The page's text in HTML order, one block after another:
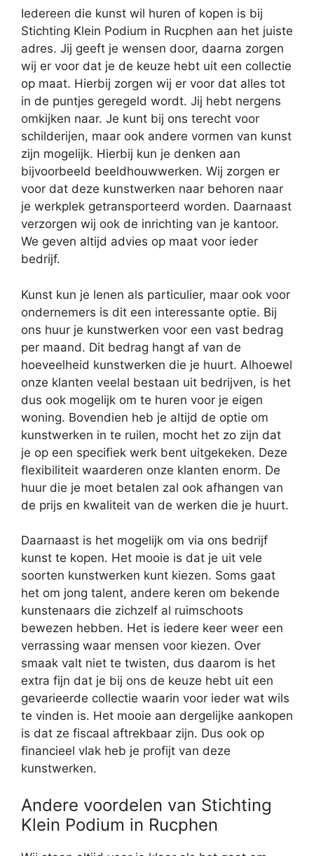
Iedereen die kunst wil huren of kopen is bij
Stichting Klein Podium in Rucphen aan het juiste
adres. Jij geeft je wensen door, daarna zorgen
wij er voor dat je de keuze hebt uit een collectie
op maat. Hierbij zorgen wij er voor dat alles tot
in de puntjes geregeld wordt. Jij hebt nergens
omkijken naar. Je kunt bij ons terecht voor
schilderijen, maar ook andere vormen van kunst
zijn mogelijk. Hierbij kun je denken aan
bijvoorbeeld beeldhouwwerken. Wij zorgen er
voor dat deze kunstwerken naar behoren naar
je werkplek getransporteerd worden. Daarnaast
verzorgen wij ook de inrichting van je kantoor.
We geven altijd advies op maat voor ieder
bedrijf.
Kunst kun je lenen als particulier, maar ook voor
ondernemers is dit een interessante optie. Bij
ons huur je kunstwerken voor een vast bedrag
per maand. Dit bedrag hangt af van de
hoeveelheid kunstwerken die je huurt. Alhoewel
onze klanten veelal bestaan uit bedrijven, is het
dus ook mogelijk om te huren voor je eigen
woning. Bovendien heb je altijd de optie om
kunstwerken in te ruilen, mocht het zo zijn dat
je op een specifiek werk bent uitgekeken. Deze
flexibiliteit waarderen onze klanten enorm. De
huur die je moet betalen zal ook afhangen van
de prijs en kwaliteit van de werken die je huurt.
Daarnaast is het mogelijk om via ons bedrijf
kunst te kopen. Het mooie is dat je uit vele
soorten kunstwerken kunt kiezen. Soms gaat
het om jong talent, andere keren om bekende
kunstenaars die zichzelf al ruimschoots
bewezen hebben. Het is iedere keer weer een
verrassing waar mensen voor kiezen. Over
smaak valt niet te twisten, dus daarom is het
extra fijn dat je bij ons de keuze hebt uit een
gevarieerde collectie waarin voor ieder wat wils
te vinden is. Het mooie aan dergelijke aankopen
is dat ze fiscaal aftrekbaar zijn. Dus ook op
financieel vlak heb je profijt van deze
kunstwerken.
Andere voordelen van Stichting
Klein Podium in Rucphen